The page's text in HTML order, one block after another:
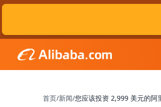
首页/新闻/您应该投资 2,999 美元的阿